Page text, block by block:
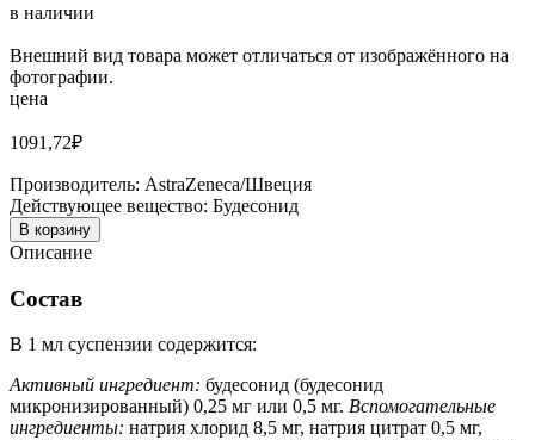
в наличии
Внешний вид товара может отличаться от изображённого на
фотографии.
цена
1091,72₽
Производитель: AstraZeneca/Швеция
Действующее вещество: Будесонид
В корзину
Описание
Состав
В 1 мл суспензии содержится:
Активный ингредиент: будесонид (будесонид
микронизированный) 0,25 мг или 0,5 мг. Вспомогательные
ингредиенты: натрия хлорид 8,5 мг, натрия цитрат 0,5 мг,